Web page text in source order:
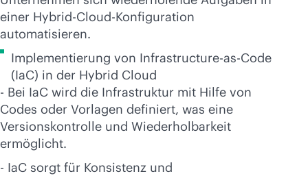
einer Hybrid-Cloud-Konfiguration
automatisieren.
Implementierung von Infrastructure-as-Code
(IaC) in der Hybrid Cloud
- Bei IaC wird die Infrastruktur mit Hilfe von
Codes oder Vorlagen definiert, was eine
Versionskontrolle und Wiederholbarkeit
ermöglicht.
- IaC sorgt für Konsistenz und